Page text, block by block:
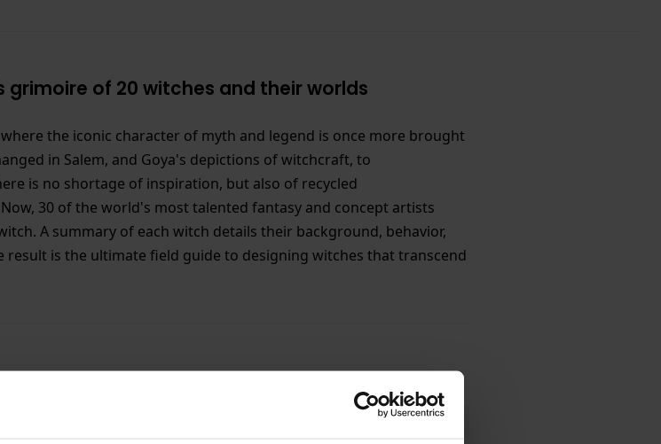
grimoire of 20 witches and their worlds
the iconic character of myth and legend is once more brought
in Salem, and Goya's depictions of witchcraft, to
is no shortage of inspiration, but also of recycled
30 of the world's most talented fantasy and concept artists
A summary of each witch details their background, behavior,
result is the ultimate field guide to designing witches that transcend